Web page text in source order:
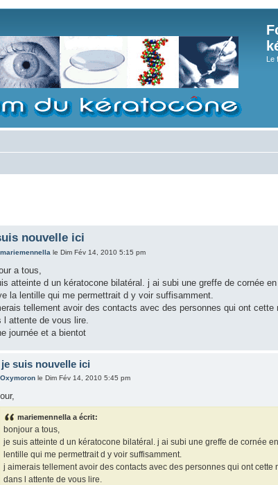
Le
nouvelle ici
mariemennella le Dim Fév 14, 2010 5:15 pm
a tous,
atteinte d un kératocone bilatéral. j ai subi une greffe de cornée
la lentille qui me permettrait d y voir suffisamment.
tellement avoir des contacts avec des personnes qui ont
l attente de vous lire.
journée et a bientot
je suis nouvelle ici
Oxymoron le Dim Fév 14, 2010 5:45 pm
mariemennella a écrit:
bonjour a tous,
je suis atteinte d un kératocone bilatéral. j ai subi une greffe de cornée
lentille qui me permettrait d y voir suffisamment.
j aimerais tellement avoir des contacts avec des personnes qui ont
dans l attente de vous lire.